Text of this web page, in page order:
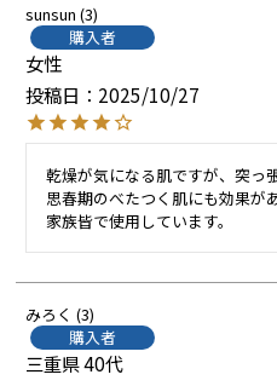
sunsun 3
購入者
女性
投稿日
2025/10/27
乾燥が気になる肌ですが、突っ
思春期のべたつく肌にも効果が
家族皆で使用しています。
みろく
3
購入者
三重県40代